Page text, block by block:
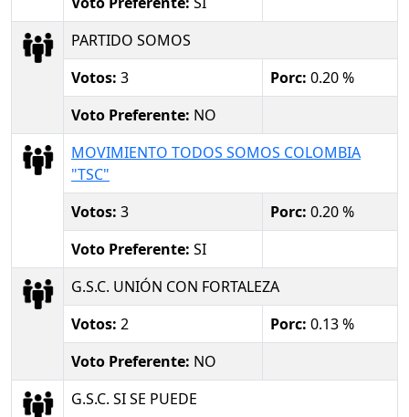
PARTIDO SOMOS
Votos: 3 Porc: 0.20 %
Voto Preferente: NO
MOVIMIENTO TODOS SOMOS COLOMBIA
"TSC"
Votos: 3 Porc: 0.20 %
Voto Preferente: SI
G.S.C. UNIÓN CON FORTALEZA
Votos: 2 Porc: 0.13 %
Voto Preferente: NO
G.S.C. SI SE PUEDE